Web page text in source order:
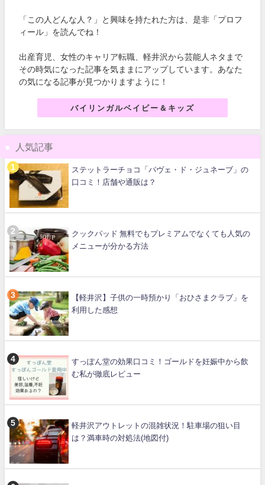
「この人どんな人？」と興味を持たれた方は、是非「プロフ
ィール」を読んでね！
出産育児、女性のキャリア転職、軽井沢から芸能人ネタまで
その時気になった記事を気ままにアップしています。あなた
の気になる記事が見つかりますように！
バイリンガルベイビー＆キッズ
人気記事
ステットラーチョコ「パヴェ・ド・ジュネーブ」の
口コミ！店舗や通販は？
クックパッド 無料でもプレミアムでなくても人気の
メニューが分かる方法
【軽井沢】子供の一時預かり「おひさまクラブ」を
利用した感想
すっぽん堂の効果口コミ！ゴールドを妊娠中から飲
む私が徹底レビュー
軽井沢アウトレットの混雑状況！駐車場の狙い目
は？満車時の対処法(地図付)